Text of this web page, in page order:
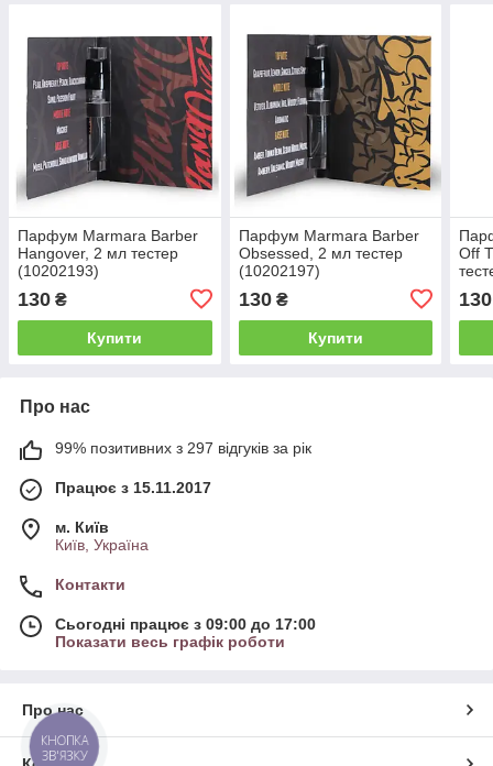
Парфум Marmara Barber
Hangover, 2 мл тестер
(10202193)
130 ₴
Купити
Парфум Marmara Barber
Obsessed, 2 мл тестер
(10202197)
130₴
Купити
Off
130
Про нас
99% позитивних з 297 відгуків за рік
Працює з 15.11.2017
м. Київ
Київ, Україна
Контакти
Сьогодні працює з 09:00 до 17:00
Показати весь графік роботи
Про нас
КНОПКА
ЗВ'ЯЗКУ